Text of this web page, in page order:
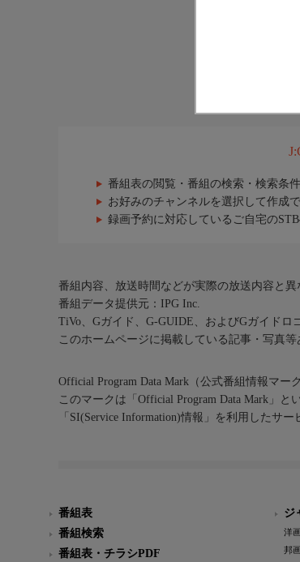
番組表の閲覧・番組の検索・検索条
お好みのチャンネルを選択して作成
録画予約に対応しているご自宅の
番組内容、放送時間などが実際の放送内容と異
番組データ提供元：IPG Inc.
TiVo、Gガイド、G-GUIDE、およびGガイドロ
このホームページに掲載している記事・写真
Official Program Data Mark（公式番組情報マーク
このマークは「Official Program Data Mark」と
「SI(Service Information)情報」を利用したサ
番組表
番組検索
番組表・チラシPDF
ジ
洋画
邦画